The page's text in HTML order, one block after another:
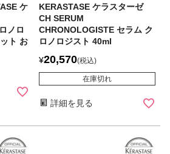
ケ
ノロ
ト お
KERASTASE ケラスターゼ
CH SERUM
CHRONOLOGISTE セラム ク
ロノロジスト 40ml
¥20,570 税込
在庫切れ
詳細を見る